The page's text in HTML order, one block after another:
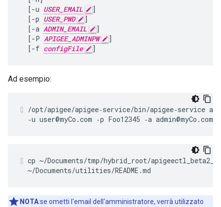
  [-u
USER_EMAIL
]
  [-p
USER_PWD
]
  [-a
ADMIN_EMAIL
]
  [-P
APIGEE_ADMINPW
]
  [-f
configFile ]
Ad esempio:
/opt/apigee/apigee‑service/bin/apigee‑service
‑u user@myCo.com ‑p Foo12345 ‑a admin@myCo.com
cp ~/Documents/tmp/hybrid_root/
  ~/Documents/utilities/README.md
NOTA:se ometti l'email dell'amministratore, verrà utilizzato